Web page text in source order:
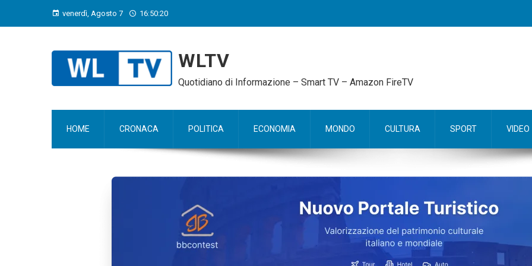
venerdì, Agosto 7 16:50:21
WLTV
Quotidiano di Informazione – Smart TV – Amazon FireTV
HOME CRONACA POLITICA ECONOMIA MONDO CULTURA SPORT VIDEO